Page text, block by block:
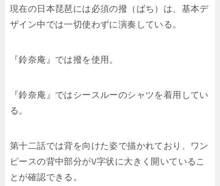
現在の日本琵琶には必須の撥（ばち）は、基本デ
ザイン中では一切使わずに演奏している。
『鈴奈庵』では撥を使用。
『鈴奈庵』ではシースルーのシャツを着用してい
る。
第十二話では背を向けた姿で描かれており、ワン
ピースの背中部分がV字状に大きく開いているこ
とが確認できる。